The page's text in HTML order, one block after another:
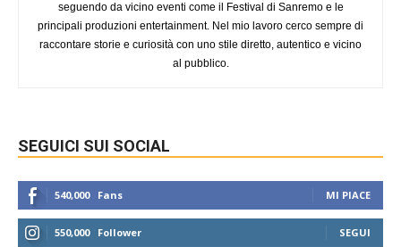
seguendo da vicino eventi come il Festival di Sanremo e le
principali produzioni entertainment. Nel mio lavoro cerco sempre di
raccontare storie e curiosità con uno stile diretto, autentico e vicino
al pubblico.
SEGUICI SUI SOCIAL
540,000 Fans MI PIACE
550,000 Follower SEGUI